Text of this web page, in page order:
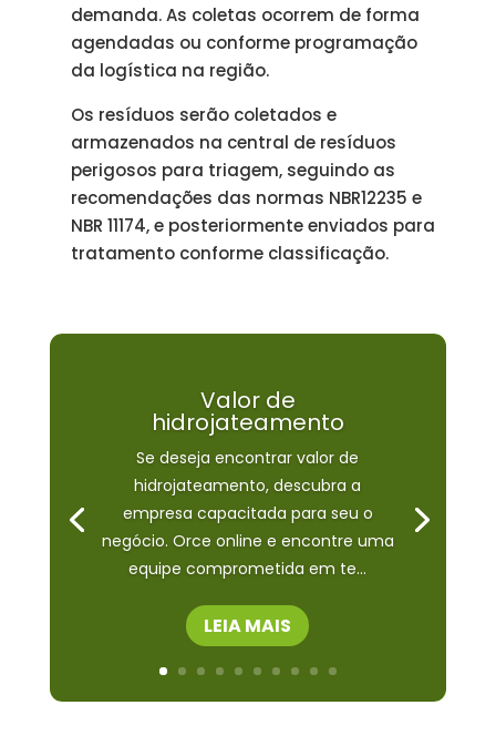
demanda. As coletas ocorrem de forma
agendadas ou conforme programação
da logística na região.
Os resíduos serão coletados e
armazenados na central de resíduos
perigosos para triagem, seguindo as
recomendações das normas NBR12235 e
NBR 11174, e posteriormente enviados para
tratamento conforme classificação.
Valor de
hidrojateamento
Se deseja encontrar valor de
hidrojateamento, descubra a
empresa capacitada para seu o
negócio. Orce online e encontre uma
equipe comprometida em te...
LEIA MAIS